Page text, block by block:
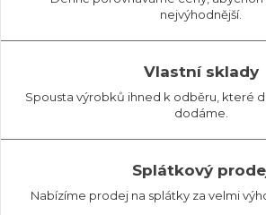
nejvýhodnější.
Vlastní sklady
Spousta výrobků ihned k odběru, které
dodáme.
Splátkový
Nabízíme prodej na splátky za velmi